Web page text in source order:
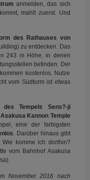
anmelden, das sich
mahlt zuerst. Und
des Rathauses von
zu entdecken. Das
243 m Höhe, in denen
befinden. Der
kostenlos. Nutze
vom Südturm ist etwas
Tempels Sens?-ji
Asakusa Kannon Temple
eine der farbigsten
. Darüber hinaus gibt
Wie komme ich dorthin?
vom Bahnhof Asakusa
November 2016 nach